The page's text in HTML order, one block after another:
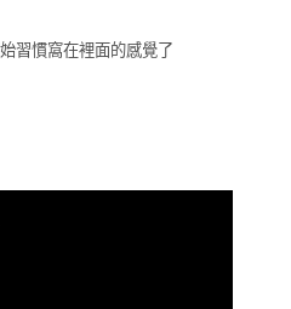
習慣窩在裡面的感覺了